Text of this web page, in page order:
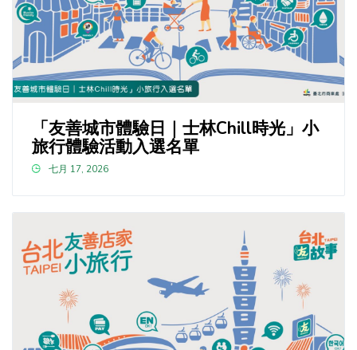
「友善城市體驗日｜士林Chill時光」小
旅行體驗活動入選名單
七月 17, 2026